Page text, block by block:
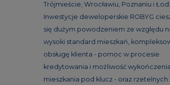
Trójmieście, Wrocławiu, Poznaniu i
Inwestycje deweloperskie ROBYG
się dużym powodzeniem ze względu
wysoki standard mieszkań,
obsługę klienta - pomoc w procesie
kredytowania i możliwość wykończenia
mieszkania pod klucz - oraz rzetelnych i